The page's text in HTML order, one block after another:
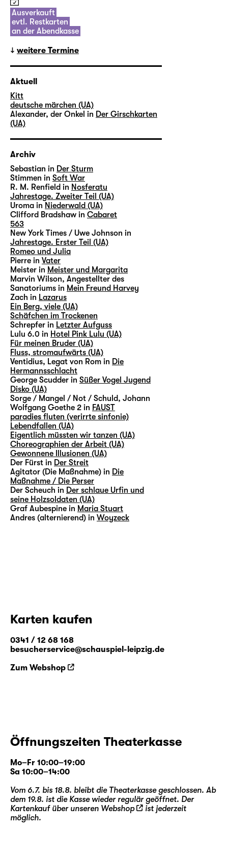
Ausverkauft
evtl. Restkarten
an der Abendkasse
weitere Termine
Aktuell
Kitt
deutsche märchen (UA)
Alexander, der Onkel in Der Girschkarten
(UA)
Archiv
Sebastian in Der Sturm
Stimmen in Soft War
R. M. Renfield in Nosferatu
Jahrestage. Zweiter Teil (UA)
Uroma in Niederwald (UA)
Clifford Bradshaw in Cabaret
563
New York Times / Uwe Johnson in
Jahrestage. Erster Teil (UA)
Romeo und Julia
Pierre in Vater
Meister in Meister und Margarita
Marvin Wilson, Angestellter des
Sanatoriums in Mein Freund Harvey
Zach in Lazarus
Ein Berg, viele (UA)
Schäfchen im Trockenen
Schrepfer in Letzter Aufguss
Lulu 6.0 in Hotel Pink Lulu (UA)
Für meinen Bruder (UA)
Fluss, stromaufwärts (UA)
Ventidius, Legat von Rom in Die
Hermannsschlacht
George Scudder in Süßer Vogel Jugend
Disko (UA)
Sorge / Mangel / Not / Schuld, Johann
Wolfgang Goethe 2 in FAUST
paradies fluten (verirrte sinfonie)
Lebendfallen (UA)
Eigentlich müssten wir tanzen (UA)
Choreographien der Arbeit (UA)
Gewonnene Illusionen (UA)
Der Fürst in Der Streit
Agitator (Die Maßnahme) in Die
Maßnahme / Die Perser
Der Scheuch in Der schlaue Urfin und
seine Holzsoldaten (UA)
Graf Aubespine in Maria Stuart
Andres (alternierend) in Woyzeck
Karten kaufen
0341 / 12 68 168
besucherservice@schauspiel-leipzig.de
Zum Webshop
Öffnungszeiten Theaterkasse
Mo–Fr 10:00–19:00
Sa 10:00–14:00
Vom 6.7. bis 18.8. bleibt die Theaterkasse geschlossen. Ab
dem 19.8. ist die Kasse wieder regulär geöffnet. Der
Kartenkauf über unseren Webshop
ist jederzeit
möglich.